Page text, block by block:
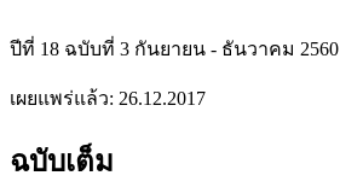
ปีที่ 18 ฉบับที่ 3 กันยายน - ธันวาคม 2560
เผยแพร่แล้ว: 26.12.2017
ฉบับเต็ม